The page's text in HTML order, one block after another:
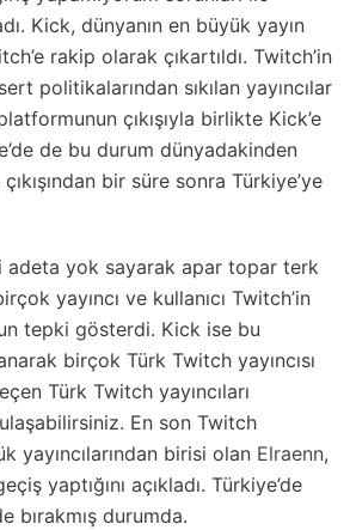
Kick, dünyanın en büyük yayın
rakip olarak çıkartıldı. Twitch’in
politikalarından sıkılan yayıncılar
çıkışıyla birlikte Kick’e
de bu durum dünyadakinden
bir süre sonra Türkiye’ye
adeta yok sayarak apar topar terk
yayıncı ve kullanıcı Twitch’in
tepki gösterdi. Kick ise bu
birçok Türk Twitch yayıncısı
Türk Twitch yayıncıları
En son Twitch
yayıncılarından birisi olan Elraenn,
yaptığını açıkladı. Türkiye’de
bırakmış durumda.